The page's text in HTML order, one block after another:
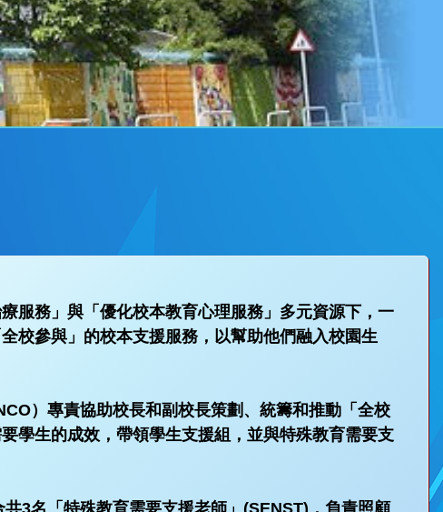
服務」與「優化校本教育心理服務」多元資源下，一
校參與」的校本支援服務，以幫助他們融入校園生
）專責協助校長和副校長策劃、統籌和推動「全校
學生的成效，帶領學生支援組，並與特殊教育需要支
3名「特殊教育需要支援老師」(SENST)，負責照顧